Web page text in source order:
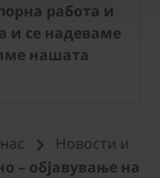
работа и
и се надеваме
нашата
Новости и
– објавување на